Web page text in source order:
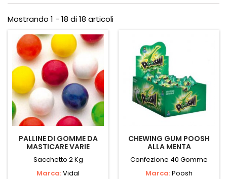
Mostrando 1 - 18 di 18 articoli
PALLINE DI GOMME DA
MASTICARE VARIE
Sacchetto 2 Kg
Marca:Vidal
CHEWING GUM POOSH
ALLA MENTA
Confezione 40 Gomme
Marca:Poosh